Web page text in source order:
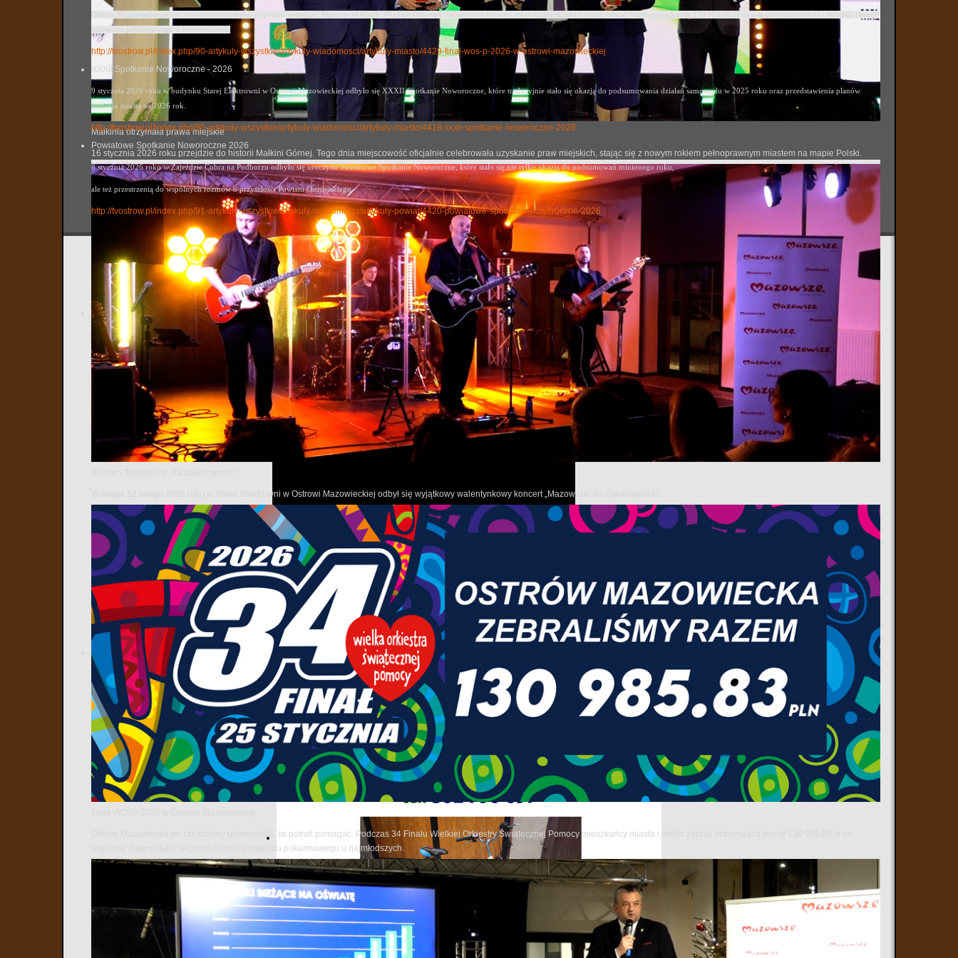
Małkinia otrzymała prawa miejskie
16 stycznia 2026 roku przejdzie do historii Małkini Górnej. Tego dnia miejscowość oficjalnie celebrowała uzyskanie praw miejskich, stając się z nowym rokiem pełnoprawnym miastem na mapie Polski.
W piątek 12 lutego 2026 roku w Starej Elektrowni w Ostrowi Mazowieckiej odbył się wyjątkowy walentynkowy koncert „Mazowsze dla Zakochanych”
Ostrów Mazowiecka po raz kolejny udowodniła, że potrafi pomagać. Podczas 34 Finału Wielkiej Orkiestry Świątecznej Pomocy mieszkańcy miasta i okolic zebrali imponującą kwotę 130 985,83 zł na
wsparcie diagnostyki i leczenia chorób przewodu pokarmowego u najmłodszych.
http://tvostrow.pl/index.php/90-artykuly-wszystkie/artykuly-wiadomosci/artykuly-miasto/4429-final-wos-p-2026-w-ostrowi-mazowieckiej
XXXII Spotkanie Noworoczne - 2026
9 stycznia 2026 roku w budynku Starej Elektrowni w Ostrowi Mazowieckiej odbyło się XXXII Spotkanie Noworoczne, które tradycyjnie stało się okazjądo podsumowania działań samorządu w 2025 roku oraz przedstawienia planów
rozwoju miasta na 2026 rok.
http://tvostrow.pl/index.php/90-artykuly-wszystkie/artykuly-wiadomosci/artykuly-miasto/4418-xxxii-spotkanie-noworoczne-2026
Powiatowe Spotkanie Noworoczne 2026
8 stycznia 2026 roku w Zajeździe Cobra na Podborzu odbyło się uroczyste Powiatowe Spotkanie Noworoczne, które stało się nie tylko okazją do podsumowań minionego roku,
ale też przestrzenią do wspólnych rozmów o przyszłości Powiatu Ostrowskiego.
http://tvostrow.pl/index.php/91-artykuly-wszystkie/artykuly-wiadomosci/artykuly-powiat/4420-powiatowe-spotkanie-noworoczne-2026
Mazowsze. Wiadomości z regionu 27
tvostrow
Utworzono: 10 październik 2022
W tym wydaniu programu informacyjnego samorządu województwa mazowieckiego "Mazowsze. Wiadomości z regionu" mówimy
m.in.
o powstającym w Płocku ośrodku radioterapii i problemach mazowieckich instytucji kultury i szpitali w związku z rosnącymi kosztami
energii.
Pokażemy również jak wygląda nowy i pierwszy w Pilawie żłobek oraz rozbudowana remiza w Majdowie.
A na koniec zdamy relację z gali konkursu „Mazowieckie Zdarzenia Muzealne – Wierzba”.